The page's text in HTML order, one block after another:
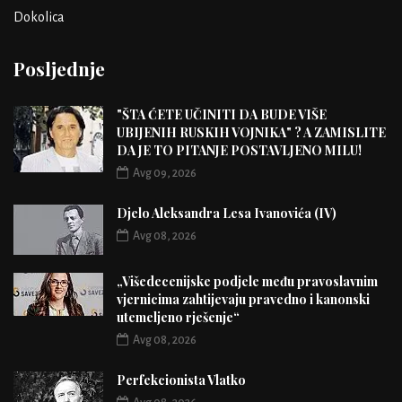
Dokolica
Posljednje
"ŠTA ĆETE UČINITI DA BUDE VIŠE
UBIJENIH RUSKIH VOJNIKA" ? A ZAMISLITE
DA JE TO PITANJE POSTAVLJENO MILU!
Avg 09, 2026
Djelo Aleksandra Lesa Ivanovića (IV)
Avg 08, 2026
„Višedecenijske podjele među pravoslavnim
vjernicima zahtijevaju pravedno i kanonski
utemeljeno rješenje“
Avg 08, 2026
Perfekcionista Vlatko